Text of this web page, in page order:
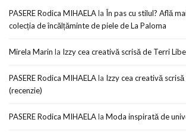
PASERE Rodica MIHAELAla În pas cu stilul? Află
colecția de încălțăminte de piele de La Paloma
Mirela Marin la Izzy cea creativă scrisă de Terri
PASERE Rodica MIHAELAla Izzy cea creativă
(recenzie)
PASERE Rodica MIHAELAla Moda inspirată de